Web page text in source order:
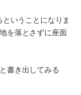
いうことになりま
を落とさずに座面
書き出してみる